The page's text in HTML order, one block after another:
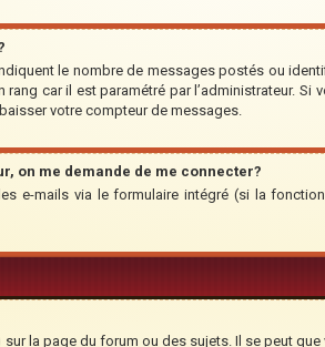
le nombre de messages postés ou
rang car il est paramétré par l’administrateur.
votre compteur de messages.
on me demande de me connecter?
e-mails via le formulaire intégré (si la
la page du forum ou des sujets. Il se peut